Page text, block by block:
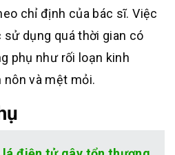
chỉ định của bác sĩ. Việc
dụng quá thời gian có
phụ như rối loạn kinh
nôn và mệt mỏi.